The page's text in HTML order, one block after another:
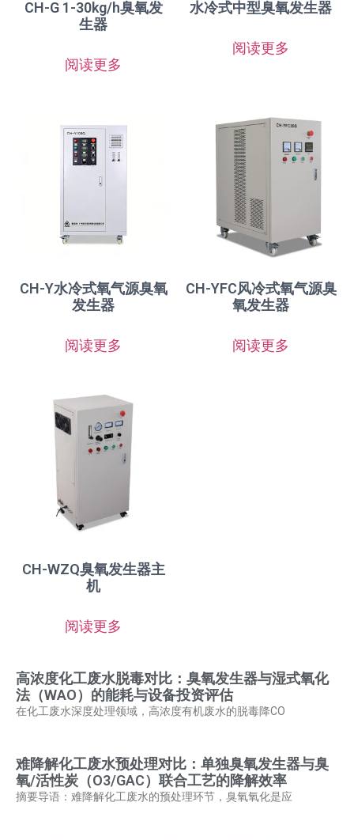
CH-G 1-30kg/h臭氧发
生器
阅读更多
水冷式中型臭氧发生器
阅读更多
CH-Y水冷式氧气源臭氧
发生器
阅读更多
CH-YFC风冷式氧气源臭
氧发生器
阅读更多
CH-WZQ臭氧发生器主
机
阅读更多
高浓度化工废水脱毒对比：臭氧发生器与湿式氧化
法（WAO）的能耗与设备投资评估
在化工废水深度处理领域，高浓度有机废水的脱毒降CO
难降解化工废水预处理对比：单独臭氧发生器与臭
氧/活性炭（O3/GAC）联合工艺的降解效率
摘要导语：难降解化工废水的预处理环节，臭氧氧化是应